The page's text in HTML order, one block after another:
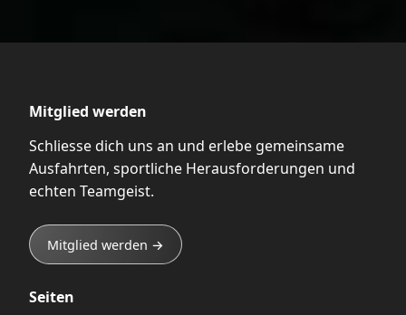
Mitglied werden
Schliesse dich uns an und erlebe gemeinsame
Ausfahrten, sportliche Herausforderungen und
echten Teamgeist.
Mitglied werden →
Seiten